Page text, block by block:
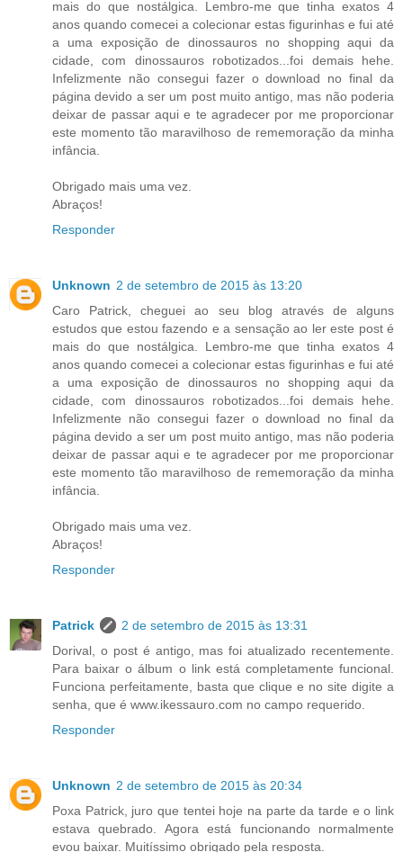
mais do que nostálgica. Lembro-me que tinha exatos 4
anos quando comecei a colecionar estas figurinhas e fui até
a uma exposição de dinossauros no shopping aqui da
cidade, com dinossauros robotizados...foi demais hehe.
Infelizmente não consegui fazer o download no final da
página devido a ser um post muito antigo, mas não poderia
deixar de passar aqui e te agradecer por me proporcionar
este momento tão maravilhoso de rememoração da minha
infância.
Obrigado mais uma vez.
Abraços!
Responder
Unknown 2 de setembro de 2015 às 13:20
Caro Patrick, cheguei ao seu blog através de alguns
estudos que estou fazendo e a sensação ao ler este post é
mais do que nostálgica. Lembro-me que tinha exatos 4
anos quando comecei a colecionar estas figurinhas e fui até
a uma exposição de dinossauros no shopping aqui da
cidade, com dinossauros robotizados...foi demais hehe.
Infelizmente não consegui fazer o download no final da
página devido a ser um post muito antigo, mas não poderia
deixar de passar aqui e te agradecer por me proporcionar
este momento tão maravilhoso de rememoração da minha
infância.
Obrigado mais uma vez.
Abraços!
Responder
Patrick
2 de setembro de 2015 às 13:31
Dorival, o post é antigo, mas foi atualizado recentemente.
Para baixar o álbum o link está completamente funcional.
Funciona perfeitamente, basta que clique e no site digite a
senha, que é www.ikessauro.com no campo requerido.
Responder
Unknown 2 de setembro de 2015 às 20:34
Poxa Patrick, juro que tentei hoje na parte da tarde e o link
estava quebrado. Agora está funcionando normalmente
evou baixar. Muitíssimo obrigado pela resposta.